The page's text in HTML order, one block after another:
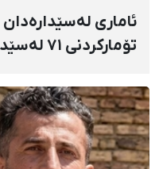
شوێنی نادیار و